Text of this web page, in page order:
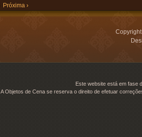
Próxima ›
Este website está em fase
A Objetos de Cena se reserva o direito de efetuar